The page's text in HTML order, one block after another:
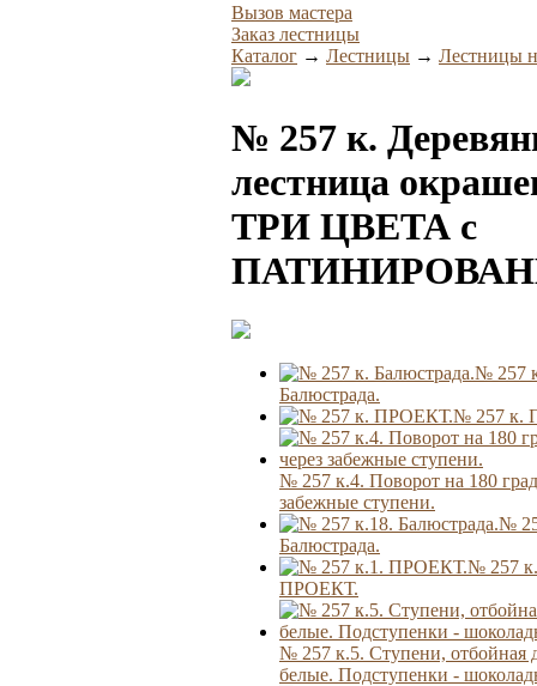
Вызов мастера
Заказ лестницы
Каталог → Лестницы → Лестницы
№ 257 к.
лестница
ТРИ ЦВЕТА с
№ 257
Балюстрада.
№ 257 к.
№ 257 к.4. Поворот на 180
забежные ступени.
№
Балюстрада.
№ 257
ПРОЕКТ.
№ 257 к.5. Ступени, отбойная
белые. Подступенки -